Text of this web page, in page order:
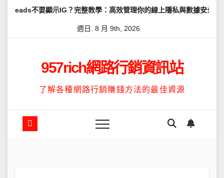
IG？完整教學：高效管理你的線上隱私與數據安全 怎麼讓
週日. 8 月 9th, 2026
957rich網路行銷資訊站
了解各種網路行銷賺錢方法的最佳資源